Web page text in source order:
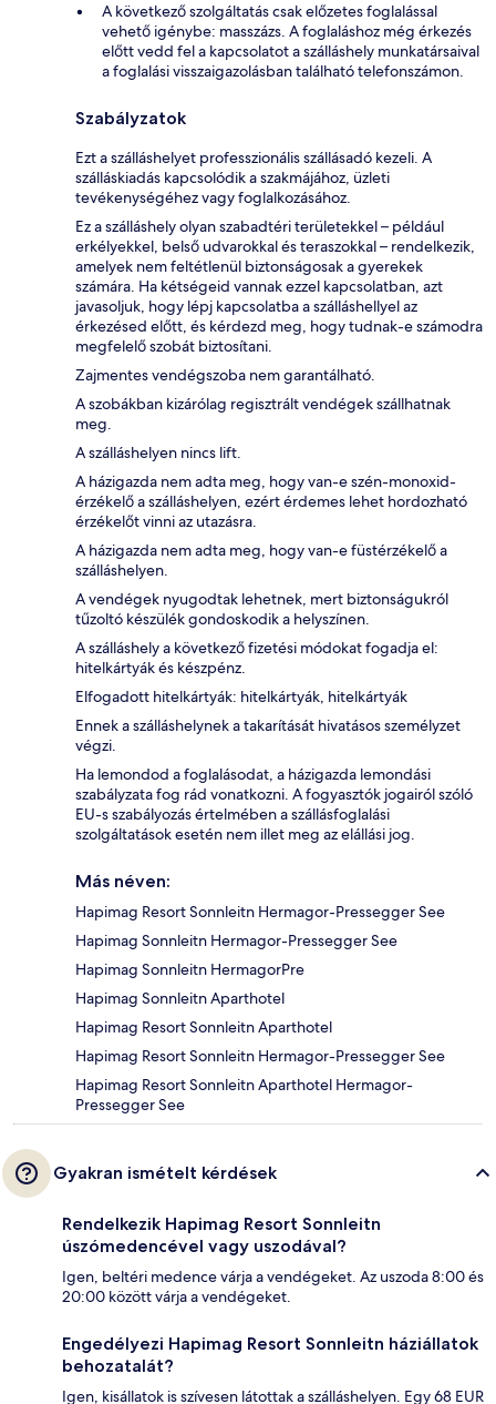
A következő szolgáltatás csak előzetes foglalással
vehető igénybe: masszázs. A foglaláshoz még érkezés
előtt vedd fel a kapcsolatot a szálláshely munkatársaival
a foglalási visszaigazolásban található telefonszámon.
Szabályzatok
Ezt a szálláshelyet professzionális szállásadó kezeli. A
szálláskiadás kapcsolódik a szakmájához, üzleti
tevékenységéhez vagy foglalkozásához.
Ez a szálláshely olyan szabadtéri területekkel – például
erkélyekkel, belső udvarokkal és teraszokkal – rendelkezik,
amelyek nem feltétlenül biztonságosak a gyerekek
számára. Ha kétségeid vannak ezzel kapcsolatban, azt
javasoljuk, hogy lépj kapcsolatba a szálláshellyel az
érkezésed előtt, és kérdezd meg, hogy tudnak-e számodra
megfelelő szobát biztosítani.
Zajmentes vendégszoba nem garantálható.
A szobákban kizárólag regisztrált vendégek szállhatnak
meg.
A szálláshelyen nincs lift.
A házigazda nem adta meg, hogy van-e szén-monoxid-
érzékelő a szálláshelyen, ezért érdemes lehet hordozható
érzékelőt vinni az utazásra.
A házigazda nem adta meg, hogy van-e füstérzékelő a
szálláshelyen.
A vendégek nyugodtak lehetnek, mert biztonságukról
tűzoltó készülék gondoskodik a helyszínen.
A szálláshely a következő fizetési módokat fogadja el:
hitelkártyák és készpénz.
Elfogadott hitelkártyák: hitelkártyák, hitelkártyák
Ennek a szálláshelynek a takarítását hivatásos személyzet
végzi.
Ha lemondod a foglalásodat, a házigazda lemondási
szabályzata fog rád vonatkozni. A fogyasztók jogairól szóló
EU-s szabályozás értelmében a szállásfoglalási
szolgáltatások esetén nem illet meg az elállási jog.
Más néven:
Hapimag Resort Sonnleitn Hermagor-Pressegger See
Hapimag Sonnleitn Hermagor-Pressegger See
Hapimag Sonnleitn HermagorPre
Hapimag Sonnleitn Aparthotel
Hapimag Resort Sonnleitn Aparthotel
Hapimag Resort Sonnleitn Hermagor-Pressegger See
Hapimag Resort Sonnleitn Aparthotel Hermagor-
Pressegger See
Gyakran ismételt kérdések
Rendelkezik Hapimag Resort Sonnleitn
úszómedencével vagy uszodával?
Igen, beltéri medence várja a vendégeket. Az uszoda 8:00 és
20:00 között várja a vendégeket.
Engedélyezi Hapimag Resort Sonnleitn háziállatok
behozatalát?
Igen, kisállatok is szívesen látottak a szálláshelyen. Egy 68 EUR